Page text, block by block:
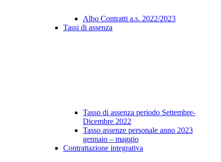
Albo Contratti a.s. 2022/2023
Tassi di assenza
Tasso di assenza periodo Settembre-
Dicembre 2022
Tasso assenze personale anno 2023
gennaio – maggio
Contrattazione integrativa